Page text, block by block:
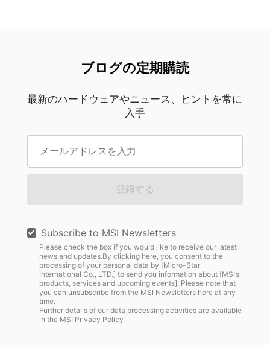
ブログの定期購読
最新のハードウェアやニュース、ヒントを常に
入手
登録する
Subscribe to MSI Newsletters
Please check the box if you would like to receive our latest
news and updates.By clicking here, you consent to the
processing of your personal data by [Micro-Star
International Co., LTD.] to send you information about [MSI’s
products, services and upcoming events]. Please note that
you can unsubscribe from the MSI Newsletters hereat any
time.
Further details of our data processing activities are available
in the MSI Privacy Policy